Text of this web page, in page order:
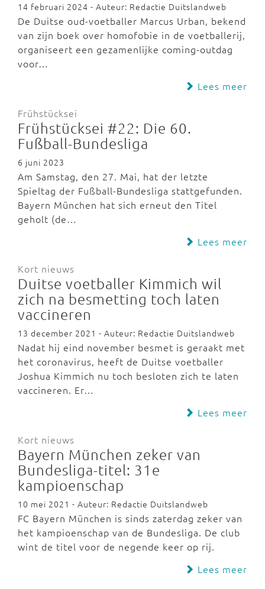
14 februari 2024 - Auteur: Redactie Duitslandweb
De Duitse oud-voetballer Marcus Urban, bekend
van zijn boek over homofobie in de voetballerij,
organiseert een gezamenlijke coming-outdag
voor…
Lees meer
Frühstücksei
Frühstücksei #22: Die 60.
Fußball-Bundesliga
6 juni 2023
Am Samstag, den 27. Mai, hat der letzte
Spieltag der Fußball-Bundesliga stattgefunden.
Bayern München hat sich erneut den Titel
geholt (de…
Lees meer
Kort nieuws
Duitse voetballer Kimmich wil
zich na besmetting toch laten
vaccineren
13 december 2021 - Auteur: Redactie Duitslandweb
Nadat hij eind november besmet is geraakt met
het coronavirus, heeft de Duitse voetballer
Joshua Kimmich nu toch besloten zich te laten
vaccineren. Er…
Lees meer
Kort nieuws
Bayern München zeker van
Bundesliga-titel: 31e
kampioenschap
10 mei 2021 - Auteur: Redactie Duitslandweb
FC Bayern München is sinds zaterdag zeker van
het kampioenschap van de Bundesliga. De club
wint de titel voor de negende keer op rij.
Lees meer